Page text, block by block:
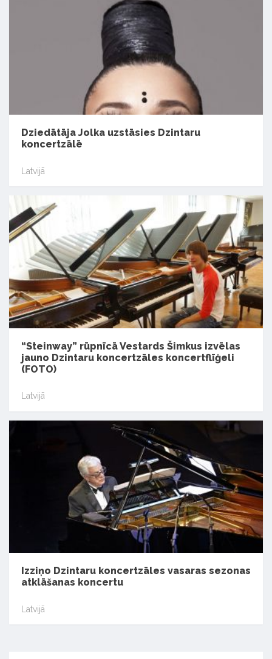
Dziedātāja Jolka uzstāsies Dzintaru
koncertzālē
Latvijā
“Steinway” rūpnīcā Vestards Šimkus izvēlas
jauno Dzintaru koncertzāles koncertflīģeli
(FOTO)
Latvijā
Izziņo Dzintaru koncertzāles vasaras sezonas
atklāšanas koncertu
Latvijā